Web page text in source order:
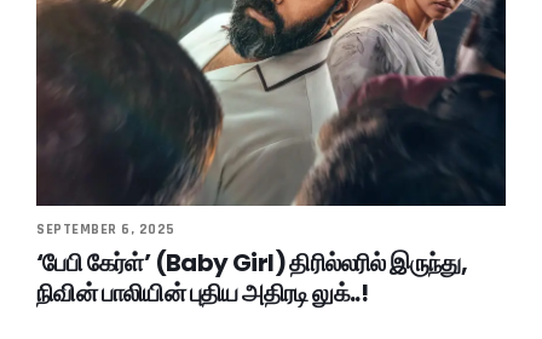
SEPTEMBER 6, 2025
‘பேபி கேர்ள்’ (Baby Girl) திரில்லரில் இருந்து,
நிவின் பாலியின் புதிய அதிரடி லுக்..!